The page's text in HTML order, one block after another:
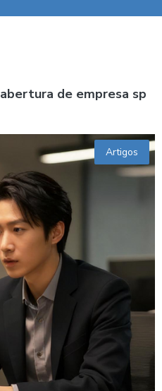
abertura de empresa sp
Artigos